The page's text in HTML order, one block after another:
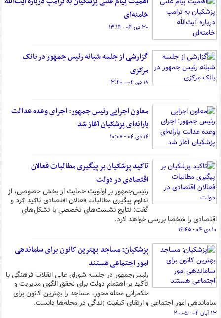
خامنه‌ای
۳۰ دی ۰۴ - ۱۳:۱۴
گزارشی از جلسه شبانه رئیس جمهور در بانک
مرکزی
۱۸ دی ۰۴ - ۱۳:۴۰
معاون اجرایی رئیس جمهور: اجرای وعده عدالت
یارانه‌ای پزشکیان آغاز شد
۱۴ دی ۰۴ - ۱۰:۰۷
تاکید پزشکیان بر پیگیری مطالبات فعالان
اقتصادی در دولت
رئیس‌جمهور بر اولویت حمایت از بخش خصوصی، از
تداوم پیگیری مطالبات فعالان اقتصادی تاکید کرد و
گفت: نتایج نشست‌های تخصصی با تشکل‌های
اقتصادی را شخصا بررسی خواهد کرد.
۱۰ دی ۰۴ - ۱۶:۴۵
پزشکیان: مساجد بهترین کانون برای ساماندهی
امور اجتماعی هستند
رئیس‌جمهور در جلسه شورای عالی انقلاب فرهنگی با
تأکید بر اهتمام دولت برای تحقق الگوی مدیریت و
حکمرانی محله محور، مساجد را بهترین کانون برای
ساماندهی امور اجتماعی و ارتقای کیفیت زندگی در محله‌ها دانست.
۱۳ آبان ۰۴ - ۲۰:۰۵